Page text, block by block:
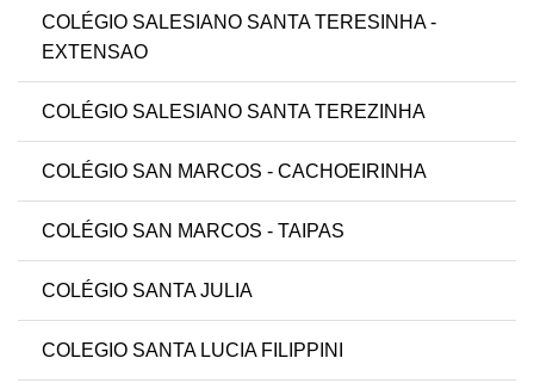
COLÉGIO SALESIANO SANTA TERESINHA -
EXTENSAO
COLÉGIO SALESIANO SANTA TEREZINHA
COLÉGIO SAN MARCOS - CACHOEIRINHA
COLÉGIO SAN MARCOS - TAIPAS
COLÉGIO SANTA JULIA
COLEGIO SANTA LUCIA FILIPPINI